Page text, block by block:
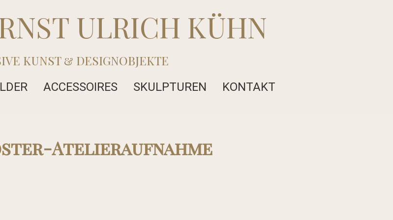
ULRICH KÜHN
KUNST & DESIGNOBJEKTE
ACCESSOIRES SKULPTUREN KONTAKT
Atelieraufnahme